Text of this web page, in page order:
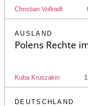
Christian Vollradt
AUSLAND
Polens Rechte
Kuba Kruszakin 1
DEUTSCHLAND